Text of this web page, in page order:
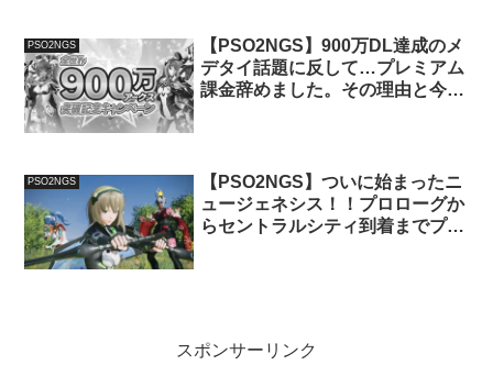
PSO2NGS
【PSO2NGS】900万DL達成のメ
デタイ話題に反して…プレミアム
課金辞めました。その理由と今後
PSO2NGS
【PSO2NGS】ついに始まったニ
ュージェネシス！！プロローグか
らセントラルシティ到着までプレ
スポンサーリンク